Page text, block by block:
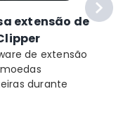
extensão de
de extensão
durante